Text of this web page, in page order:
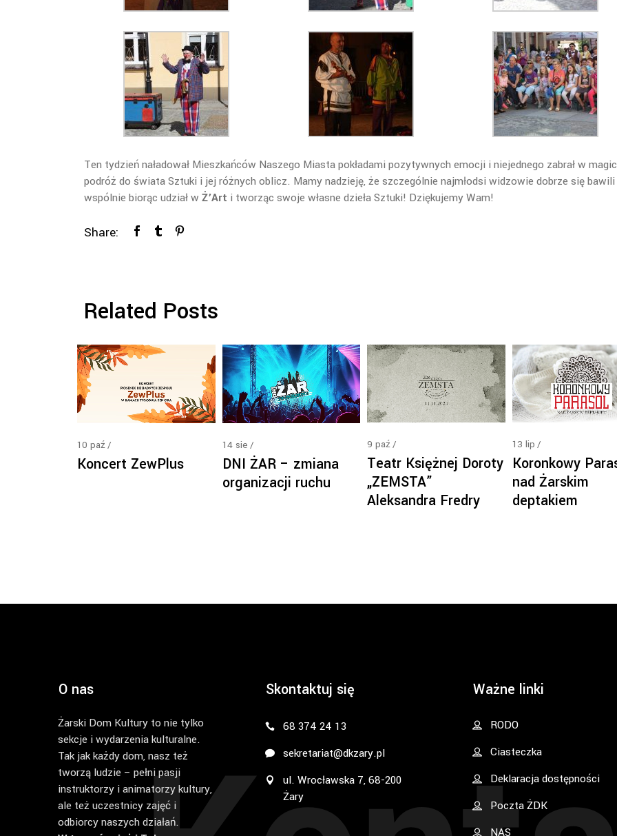
Ten tydzień naładował Mieszkańców Naszego Miasta pokładami pozytywnych emocji i niejednego zabrał w
podróż do świata Sztuki i jej różnych oblicz. Mamy nadzieję, że szczególnie najmłodsi widzowie dobrze się bawili
wspólnie biorąc udział w Ż’Art i tworząc swoje własne dzieła Sztuki! Dziękujemy Wam!
Share:
Related Posts
10 paź
Koncert ZewPlus
14 sie
DNI ŻAR – zmiana
organizacji ruchu
9 paź
Teatr Księżnej Doroty
„ZEMSTA”
Aleksandra Fredry
13 lip
Koronkowy
nad Żarskim
deptakiem
O nas
Żarski Dom Kultury to nie tylko
sekcje i wydarzenia kulturalne.
Tak jak każdy dom, nasz też
tworzą ludzie – pełni pasji
instruktorzy i animatorzy kultury,
ale też uczestnicy zajęć i
odbiorcy naszych działań.
Skontaktuj się
68 374 24 13
sekretariat@dkzary.pl
ul. Wrocławska 7, 68-200
Żary
Ważne linki
RODO
Ciasteczka
Deklaracja dostępności
Poczta ŻDK
NAS